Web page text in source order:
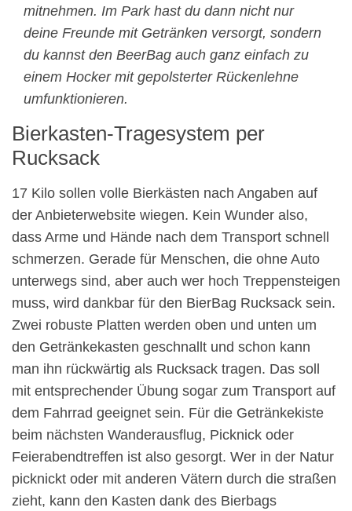
mitnehmen. Im Park hast du dann nicht nur
deine Freunde mit Getränken versorgt, sondern
du kannst den BeerBag auch ganz einfach zu
einem Hocker mit gepolsterter Rückenlehne
umfunktionieren.
Bierkasten-Tragesystem per
Rucksack
17 Kilo sollen volle Bierkästen nach Angaben auf
der Anbieterwebsite wiegen. Kein Wunder also,
dass Arme und Hände nach dem Transport schnell
schmerzen. Gerade für Menschen, die ohne Auto
unterwegs sind, aber auch wer hoch Treppensteigen
muss, wird dankbar für den BierBag Rucksack sein.
Zwei robuste Platten werden oben und unten um
den Getränkekasten geschnallt und schon kann
man ihn rückwärtig als Rucksack tragen. Das soll
mit entsprechender Übung sogar zum Transport auf
dem Fahrrad geeignet sein. Für die Getränkekiste
beim nächsten Wanderausflug, Picknick oder
Feierabendtreffen ist also gesorgt. Wer in der Natur
picknickt oder mit anderen Vätern durch die straßen
zieht, kann den Kasten dank des Bierbags